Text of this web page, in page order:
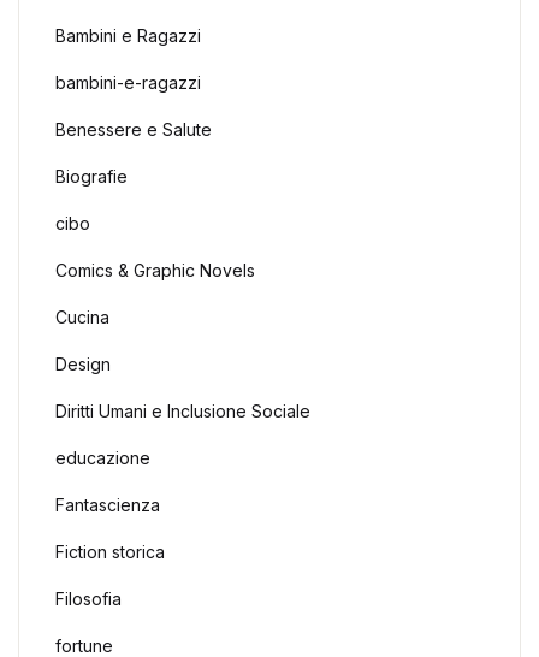
Bambini e Ragazzi
bambini-e-ragazzi
Benessere e Salute
Biografie
cibo
Comics & Graphic Novels
Cucina
Design
Diritti Umani e Inclusione Sociale
educazione
Fantascienza
Fiction storica
Filosofia
fortune